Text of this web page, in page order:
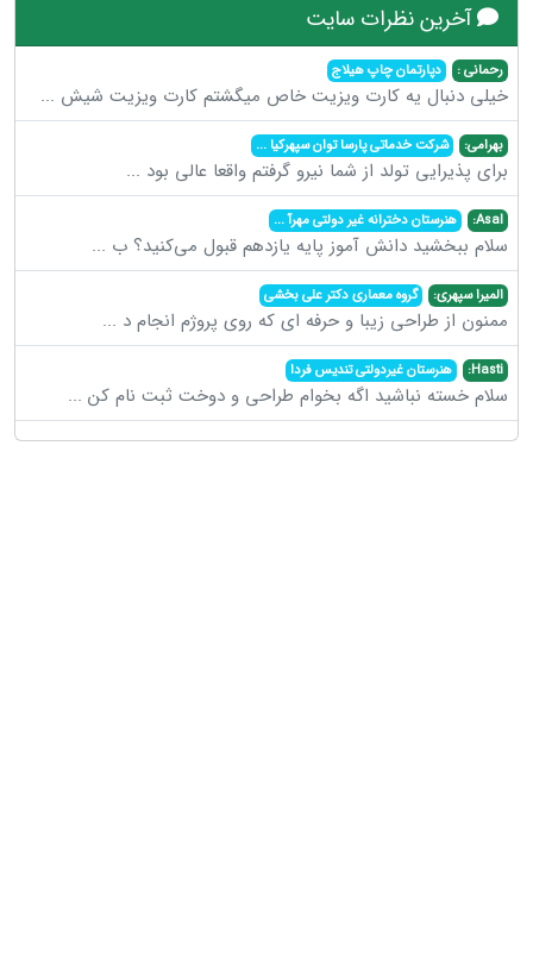
آخرین نظرات سایت
رحمانی : دپارتمان چاپ هیلاج
خیلی دنبال یه کارت ویزیت خاص میگشتم کارت ویزیت شیش ...
بهرامی: شرکت خدماتی پارسا توان سپهرکیا ...
برای پذیرایی تولد از شما نیرو گرفتم واقعا عالی بود ...
Asal: هنرستان دخترانه غیر دولتی مهرآ...
سلام ببخشید دانش آموز پایه یازدهم قبول می‌کنید؟ ب ...
المیرا سپهری: گروه معماری دکتر علی بخشی
ممنون از طراحی زیبا و حرفه ای که روی پروژم انجام د ...
Hasti: هنرستان غیردولتی تندیس فردا
سلام خسته نباشید اگه بخوام طراحی و دوخت ثبت نام کن ...